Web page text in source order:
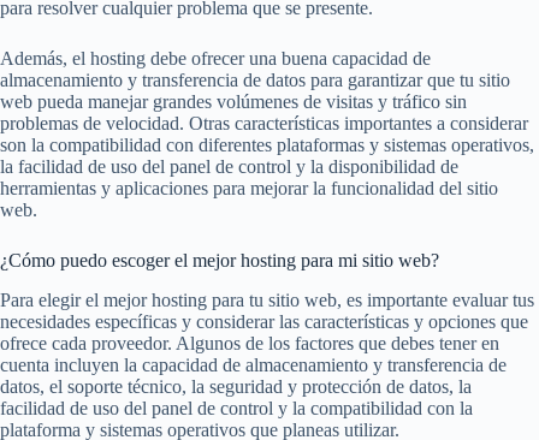
para resolver cualquier problema que se presente.
Además, el hosting debe ofrecer una buena capacidad de
almacenamiento y transferencia de datos para garantizar que tu sitio
web pueda manejar grandes volúmenes de visitas y tráfico sin
problemas de velocidad. Otras características importantes a considerar
son la compatibilidad con diferentes plataformas y sistemas operativos,
la facilidad de uso del panel de control y la disponibilidad de
herramientas y aplicaciones para mejorar la funcionalidad del sitio
web.
¿Cómo puedo escoger el mejor hosting para mi sitio web?
Para elegir el mejor hosting para tu sitio web, es importante evaluar tus
necesidades específicas y considerar las características y opciones que
ofrece cada proveedor. Algunos de los factores que debes tener en
cuenta incluyen la capacidad de almacenamiento y transferencia de
datos, el soporte técnico, la seguridad y protección de datos, la
facilidad de uso del panel de control y la compatibilidad con la
plataforma y sistemas operativos que planeas utilizar.